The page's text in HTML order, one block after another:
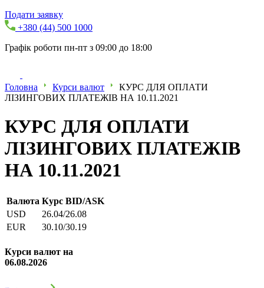
Подати заявку
+380 (44) 500 1000
Графік роботи пн-пт з 09:00 до 18:00
Головна Курси валют
КУРС ДЛЯ ОПЛАТИ
ЛІЗИНГОВИХ ПЛАТЕЖІВ НА 10.11.2021
КУРС ДЛЯ ОПЛАТИ
ЛІЗИНГОВИХ ПЛАТЕЖІВ
НА 10.11.2021
Валюта Курс BID/ASK
USD
26.04/26.08
EUR
30.10/30.19
Курси валют на
06.08.2026